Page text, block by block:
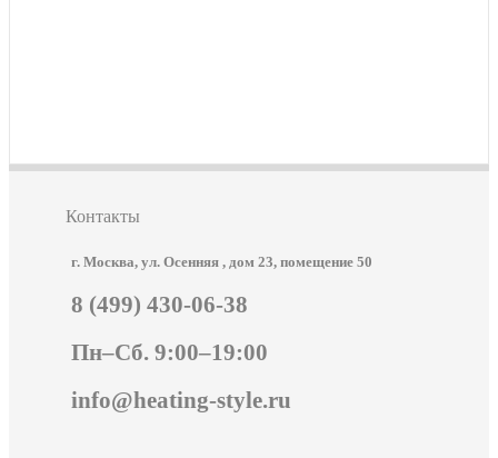
Контакты
г. Москва, ул. Осенняя , дом 23, помещение 50
8 (499) 430-06-38
Пн–Сб. 9:00–19:00
info@heating-style.ru